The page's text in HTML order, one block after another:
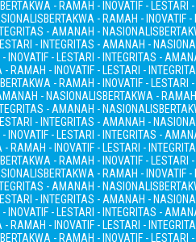
BERTAKWA - RAMAH - INOVATIF -
BERTAKWA - RAMAH - INOVATIF
- AMANAH - NASIONALIS
- INTEGRITAS - AMANAH -
INOVATIF - LESTARI - INTEGRITAS -
- RAMAH - INOVATIF - LESTARI -
BERTAKWA - RAMAH - INOVATIF -
- NASIONALISBERTAKWA -
- AMANAH - NASIONALIS
- INTEGRITAS - AMANAH -
INOVATIF - LESTARI - INTEGRITAS -
- RAMAH - INOVATIF - LESTARI -
BERTAKWA - RAMAH - INOVATIF -
BERTAKWA - RAMAH - INOVATIF
- AMANAH - NASIONALIS
- INTEGRITAS - AMANAH -
INOVATIF - LESTARI - INTEGRITAS -
- RAMAH - INOVATIF - LESTARI -
BERTAKWA - RAMAH - INOVATIF -